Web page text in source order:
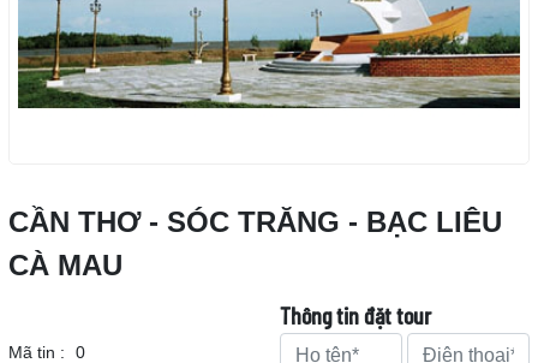
CẦN THƠ - SÓC TRĂNG - BẠC LIÊU
CÀ MAU
Mã tin :
0
Thông tin đặt tour